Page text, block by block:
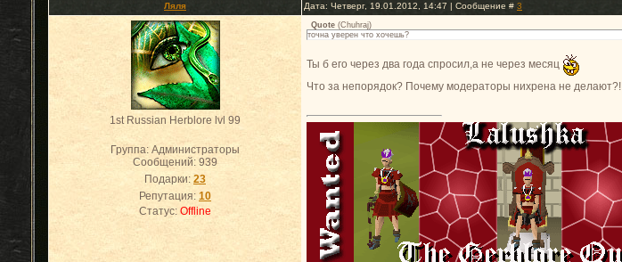
Ляля Дата: Четверг, 19.01.2012, 14:47 | Сообщение # 3
1st Russian Herblore lvl 99
Группа: Администраторы
Сообщений: 939
Подарки: 23
Репутация: 10
Статус: Offline
Quote (Chuhraj)
точна уверен что хочешь?
Ты б его через два года спросил,а не через месяц
Что за непорядок? Почему модераторы нихрена не делают?!